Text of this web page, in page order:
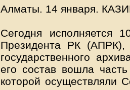
Алматы. 14 января.
Сегодня исполняется
Президента РК (АПРК),
государственного
его состав вошла
которой осуществляли